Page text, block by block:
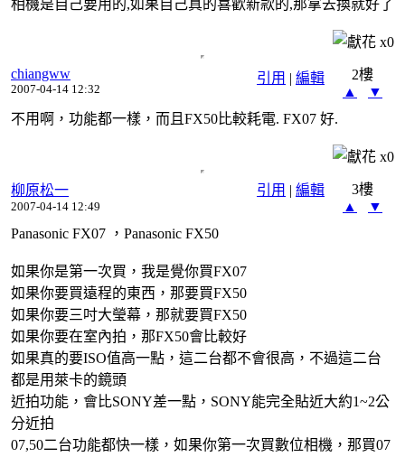
相機是自己要用的,如果自己真的喜歡新款的,那拿去換就好了
x0
引用 | 編輯
chiangww
2007-04-14 12:32
2樓
▲
▼
不用啊，功能都一樣，而且FX50比較耗電. FX07 好.
x0
引用 | 編輯
柳原松一
2007-04-14 12:49
3樓
▲
▼
Panasonic FX07 ，Panasonic FX50
如果你是第一次買，我是覺你買FX07
如果你要買遠程的東西，那要買FX50
如果你要三吋大瑩幕，那就要買FX50
如果你要在室內拍，那FX50會比較好
如果真的要ISO值高一點，這二台都不會很高，不過這二台
都是用萊卡的鏡頭
近拍功能，會比SONY差一點，SONY能完全貼近大約1~2公
分近拍
07,50二台功能都快一樣，如果你第一次買數位相機，那買07